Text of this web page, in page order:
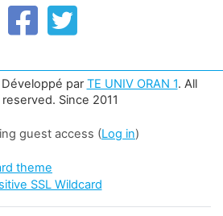
par TE UNIV ORAN 1. All
Since 2011
guest access (Log in)
theme
SSL Wildcard